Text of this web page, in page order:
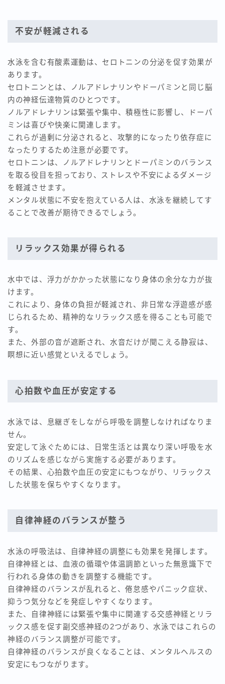
不安が軽減される
水泳を含む有酸素運動は、セロトニンの分泌を促す効果が
あります。
セロトニンとは、ノルアドレナリンやドーパミンと同じ脳
内の神経伝達物質のひとつです。
ノルアドレナリンは緊張や集中、積極性に影響し、ドーパ
ミンは喜びや快楽に関連します。
これらが過剰に分泌されると、攻撃的になったり依存症に
なったりするため注意が必要です。
セロトニンは、ノルアドレナリンとドーパミンのバランス
を取る役目を担っており、ストレスや不安によるダメージ
を軽減させます。
メンタル状態に不安を抱えている人は、水泳を継続してす
ることで改善が期待できるでしょう。
リラックス効果が得られる
水中では、浮力がかかった状態になり身体の余分な力が抜
けます。
これにより、身体の負担が軽減され、非日常な浮遊感が感
じられるため、精神的なリラックス感を得ることも可能で
す。
また、外部の音が遮断され、水音だけが聞こえる静寂は、
瞑想に近い感覚といえるでしょう。
心拍数や血圧が安定する
水泳では、息継ぎをしながら呼吸を調整しなければなりま
せん。
安定して泳ぐためには、日常生活とは異なり深い呼吸を水
のリズムを感じながら実施する必要があります。
その結果、心拍数や血圧の安定にもつながり、リラックス
した状態を保ちやすくなります。
自律神経のバランスが整う
水泳の呼吸法は、自律神経の調整にも効果を発揮します。
自律神経とは、血液の循環や体温調節といった無意識下で
行われる身体の動きを調整する機能です。
自律神経のバランスが乱れると、倦怠感やパニック症状、
抑うつ気分などを発症しやすくなります。
また、自律神経には緊張や集中に関連する交感神経とリラ
ックス感を促す副交感神経の2つがあり、水泳ではこれらの
神経のバランス調整が可能です。
自律神経のバランスが良くなることは、メンタルヘルスの
安定にもつながります。